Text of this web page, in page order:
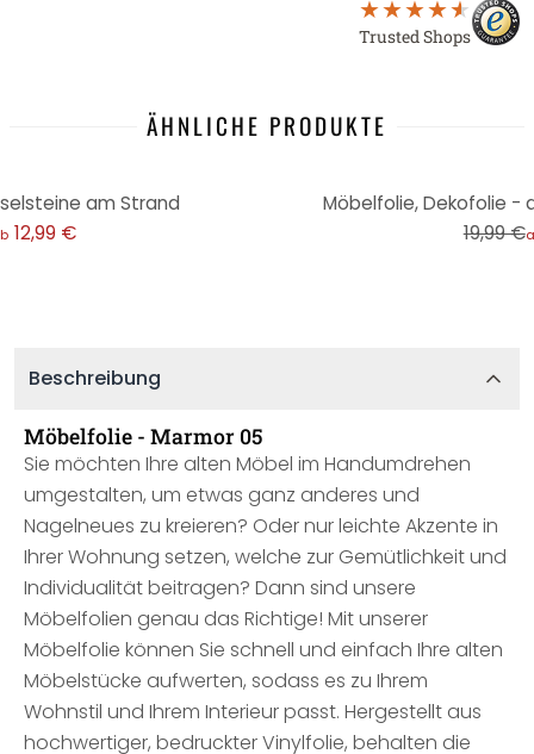
Trusted Shops
ÄHNLICHE PRODUKTE
am Strand
12,99 €
Möbelfolie, Dekofolie -
19,99 €
Beschreibung
Möbelfolie - Marmor 05
Sie möchten Ihre alten Möbel im Handumdrehen
umgestalten, um etwas ganz anderes und
Nagelneues zu kreieren? Oder nur leichte Akzente in
Ihrer Wohnung setzen, welche zur Gemütlichkeit und
Individualität beitragen? Dann sind unsere
Möbelfolien genau das Richtige! Mit unserer
Möbelfolie können Sie schnell und einfach Ihre alten
Möbelstücke aufwerten, sodass es zu Ihrem
Wohnstil und Ihrem Interieur passt. Hergestellt aus
hochwertiger, bedruckter Vinylfolie, behalten die